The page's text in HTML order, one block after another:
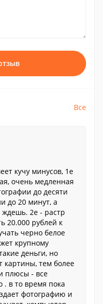
Все
кучу минусов, 1е
очень медленная
до десяти
до 20 минут, а
2е - растр
20.000 рублей к
черно белое
крупному
деньги, но
картины, тем более
плюсы - все
. в то время пока
фотографию и